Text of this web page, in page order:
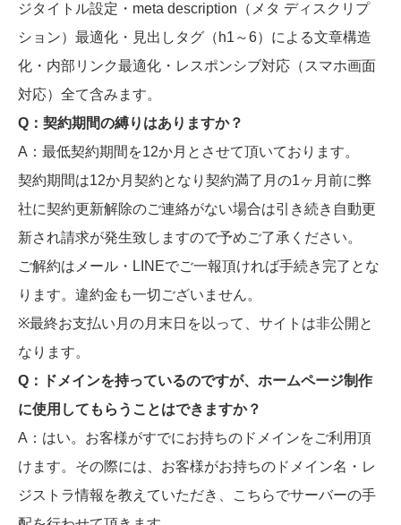
ジタイトル設定・meta description（メタ ディスクリプ
ション）最適化・見出しタグ（h1～6）による文章構造
化・内部リンク最適化・レスポンシブ対応（スマホ画面
対応）全て含みます。
Q：契約期間の縛りはありますか？
A：最低契約期間を12か月とさせて頂いております。
契約期間は12か月契約となり契約満了月の1ヶ月前に弊
社に契約更新解除のご連絡がない場合は引き続き自動更
新され請求が発生致しますので予めご了承ください。
ご解約はメール・LINEでご一報頂ければ手続き完了とな
ります。違約金も一切ございません。
※最終お支払い月の月末日を以って、サイトは非公開と
なります。
Q：ドメインを持っているのですが、ホームページ制作
に使用してもらうことはできますか？
A：はい。お客様がすでにお持ちのドメインをご利用頂
けます。その際には、お客様がお持ちのドメイン名・レ
ジストラ情報を教えていただき、こちらでサーバーの手